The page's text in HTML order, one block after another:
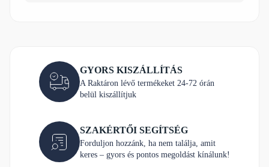
GYORS KISZÁLLÍTÁS
A Raktáron lévő termékeket 24-72 órán
belül kiszállítjuk
SZAKÉRTŐI SEGÍTSÉG
Forduljon hozzánk, ha nem találja, amit
keres – gyors és pontos megoldást kínálunk!